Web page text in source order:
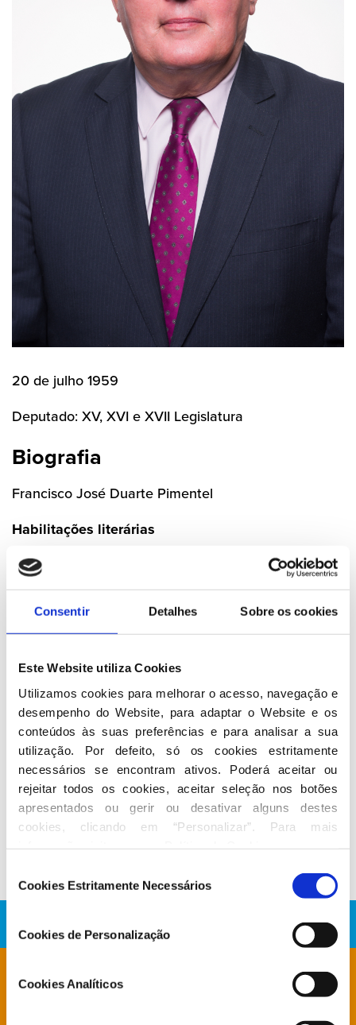
Consentir Detalhes Sobre os cookies
Este Website utiliza Cookies
Utilizamos cookies para melhorar o acesso, navegação e
desempenho do Website, para adaptar o Website e os
conteúdos às suas preferências e para analisar a sua
utilização. Por defeito, só os cookies estritamente
necessários se encontram ativos. Poderá aceitar ou
rejeitar todos os cookies, aceitar seleção nos botões
apresentados ou gerir ou desativar alguns destes
cookies, clicando em “Personalizar”. Para mais
deCookies Estritamente Necessários
Cookies de Personalização
Cookies Analíticos
20 de julho 1959
Deputado: XV, XVI e XVII Legislatura
Biografia
Francisco José Duarte Pimentel
Habilitações literárias
Licenciatura em Direito
Profissão
Açores
Advogado
Conheça a atividade deFrancisco
Pimentel
No Parlamento
Está à procura de algo específico?